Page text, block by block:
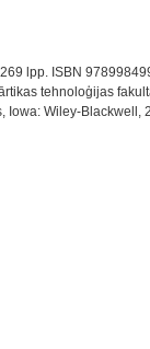
lpp. ISBN
tehnoloģijas
Iowa: Wiley-